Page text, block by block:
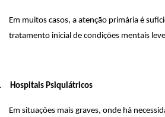
Em muitos casos, a atenção primária é
tratamento inicial de condições mentais
Hospitais Psiquiátricos
Em situações mais graves, onde há